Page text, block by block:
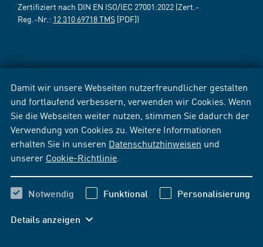
Damit wir unsere Webseiten nutzerfreundlicher gestalten
und fortlaufend verbessern, verwenden wir Cookies. Wenn
Sie die Webseiten weiter nutzen, stimmen Sie dadurch der
Verwendung von Cookies zu. Weitere Informationen
erhalten Sie in unseren Datenschutzhinweisen und
unserer Cookie-Richtlinie
Notwendig Funktional Personalisierung
Details anzeigen
Zertifiziert nach DIN EN ISO/IEC 27001:2022 (Zert.-
Reg.-Nr.: 12 310 69718 TMS [PDF])